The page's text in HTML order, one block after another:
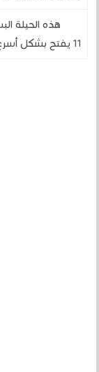
هذه الحيلة
11 يفتح بشكل أسرع